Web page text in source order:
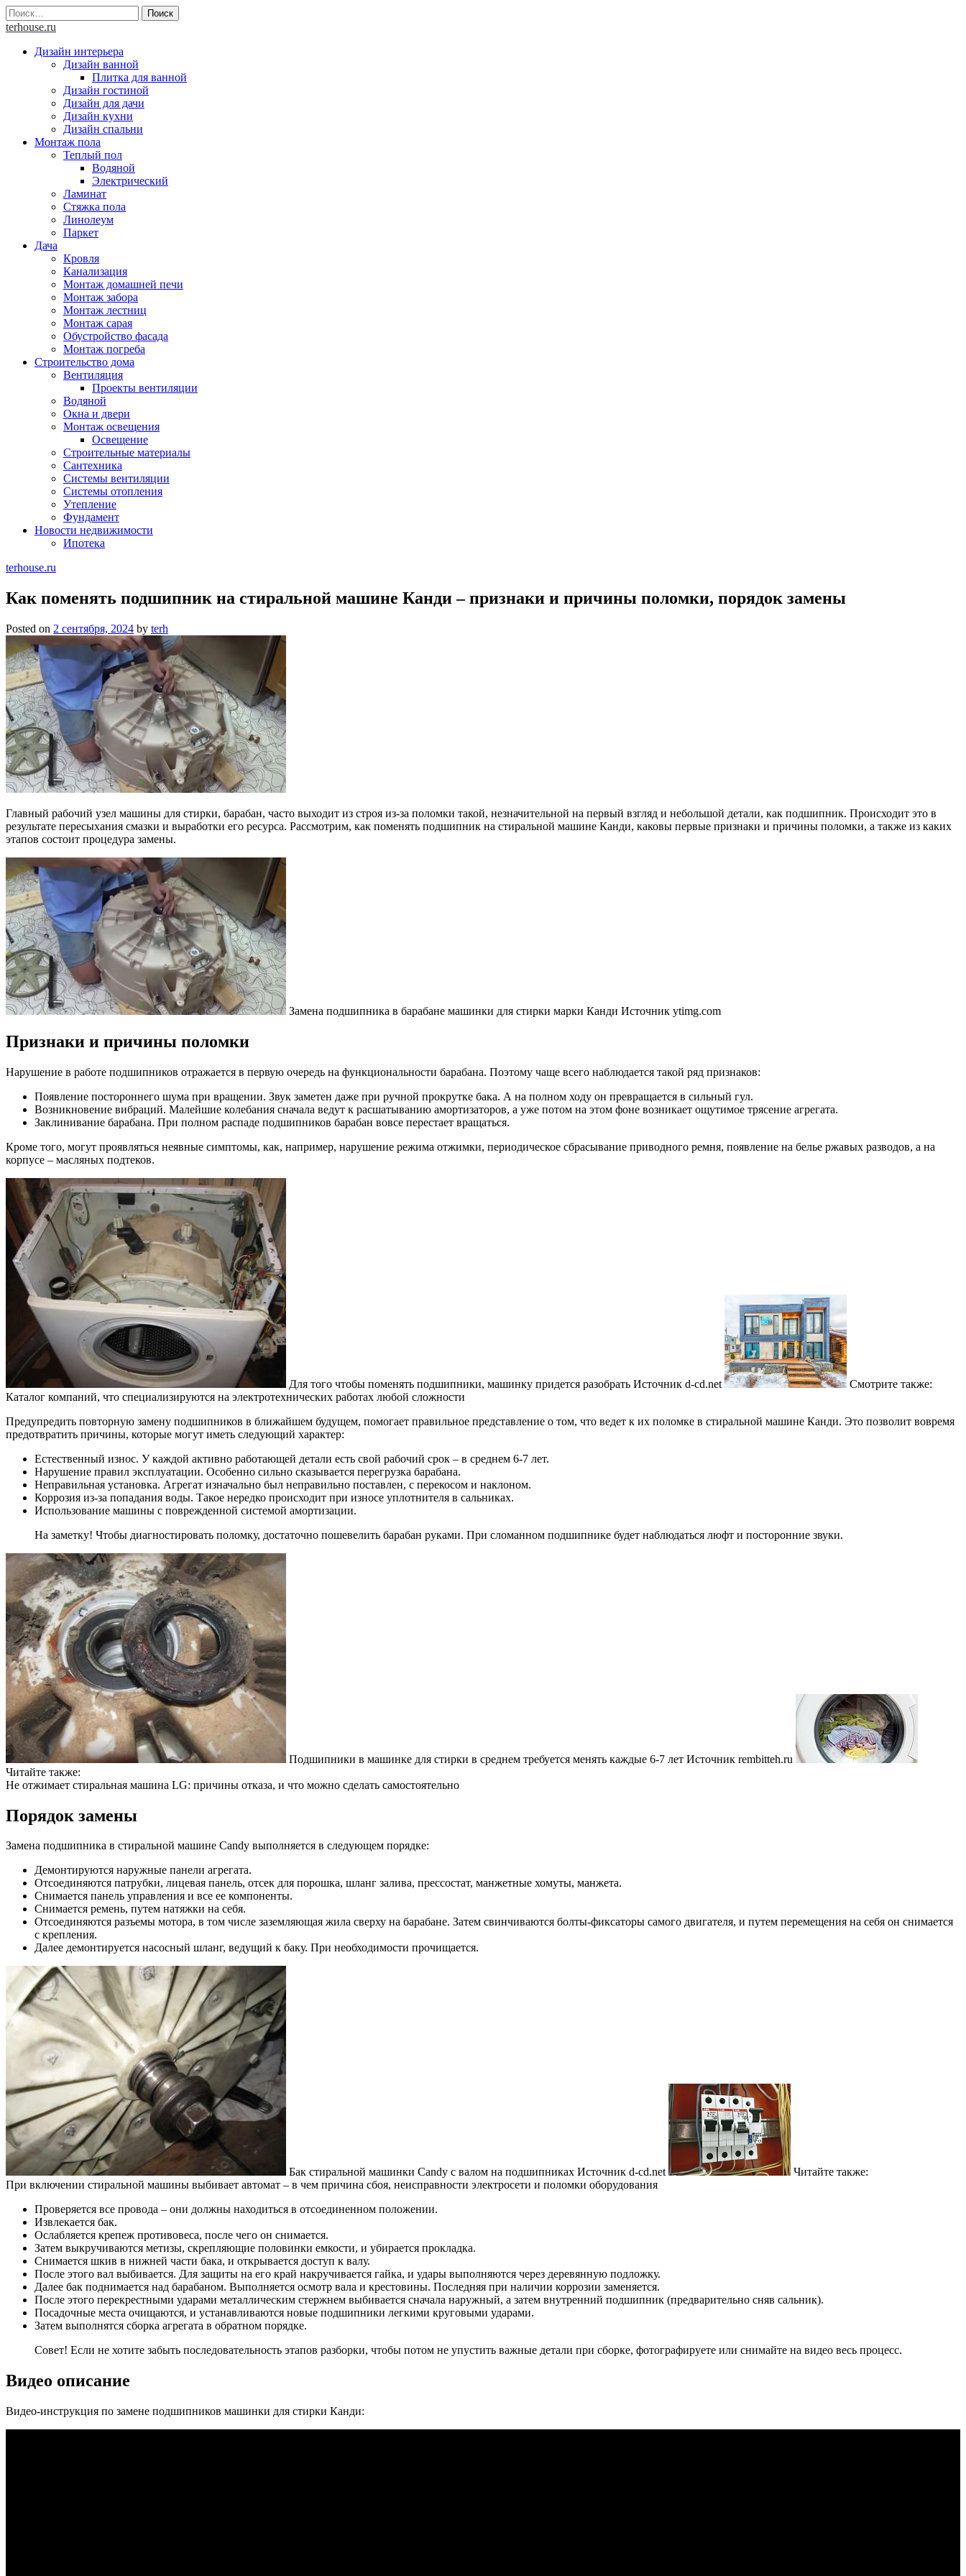
Skip
to
Найти:
terhouse.ru
Дизайн интерьера
Дизайн ванной
Плитка для ванной
Дизайн гостиной
Дизайн для дачи
Дизайн кухни
Дизайн спальни
Монтаж пола
Теплый пол
Водяной
Электрический
Ламинат
Стяжка пола
Линолеум
Паркет
Дача
Кровля
Канализация
Монтаж домашней печи
Монтаж забора
Монтаж лестниц
Монтаж сарая
Обустройство фасада
Монтаж погреба
Строительство дома
Вентиляция
Проекты вентиляции
Водяной
Окна и двери
Монтаж освещения
Освещение
Строительные материалы
Сантехника
Системы вентиляции
Системы отопления
Утепление
Фундамент
Новости недвижимости
Ипотека
terhouse.ru
Как поменять подшипник на стиральной машине Канди – признаки и причины поломки, порядок замены
Posted on 2 сентября, 2024 by terh
Главный рабочий узел машины для стирки, барабан, часто выходит из строя из-за поломки такой, незначительной на первый взгляд и небольшой детали, как подшипник. Происходит это в
результате пересыхания смазки и выработки его ресурса. Рассмотрим, как поменять подшипник на стиральной машине Канди, каковы первые признаки и причины поломки, а также из каких
этапов состоит процедура замены.
Замена подшипника в барабане машинки для стирки марки Канди Источник ytimg.com
Признаки и причины поломки
Нарушение в работе подшипников отражается в первую очередь на функциональности барабана. Поэтому чаще всего наблюдается такой ряд признаков:
Появление постороннего шума при вращении. Звук заметен даже при ручной прокрутке бака. А на полном ходу он превращается в сильный гул.
Возникновение вибраций. Малейшие колебания сначала ведут к расшатыванию амортизаторов, а уже потом на этом фоне возникает ощутимое трясение агрегата.
Заклинивание барабана. При полном распаде подшипников барабан вовсе перестает вращаться.
Кроме того, могут проявляться неявные симптомы, как, например, нарушение режима отжимки, периодическое сбрасывание приводного ремня, появление на белье ржавых разводов, а на
корпусе – масляных подтеков.
Для того чтобы поменять подшипники, машинку придется разобрать Источник d-cd.net
Смотрите также:
Каталог компаний, что специализируются на электротехнических работах любой сложности
Предупредить повторную замену подшипников в ближайшем будущем, помогает правильное представление о том, что ведет к их поломке в стиральной машине Канди. Это позволит вовремя
предотвратить причины, которые могут иметь следующий характер:
Естественный износ. У каждой активно работающей детали есть свой рабочий срок – в среднем 6-7 лет.
Нарушение правил эксплуатации. Особенно сильно сказывается перегрузка барабана.
Неправильная установка. Агрегат изначально был неправильно поставлен, с перекосом и наклоном.
Коррозия из-за попадания воды. Такое нередко происходит при износе уплотнителя в сальниках.
Использование машины с поврежденной системой амортизации.
На заметку! Чтобы диагностировать поломку, достаточно пошевелить барабан руками. При сломанном подшипнике будет наблюдаться люфт и посторонние звуки.
Подшипники в машинке для стирки в среднем требуется менять каждые 6-7 лет Источник rembitteh.ru
Читайте также:
Не отжимает стиральная машина LG: причины отказа, и что можно сделать самостоятельно
Порядок замены
Замена подшипника в стиральной машине Candy выполняется в следующем порядке:
Демонтируются наружные панели агрегата.
Отсоединяются патрубки, лицевая панель, отсек для порошка, шланг залива, прессостат, манжетные хомуты, манжета.
Снимается панель управления и все ее компоненты.
Снимается ремень, путем натяжки на себя.
Отсоединяются разъемы мотора, в том числе заземляющая жила сверху на барабане. Затем свинчиваются болты-фиксаторы самого двигателя, и путем перемещения на себя он снимается
с крепления.
Далее демонтируется насосный шланг, ведущий к баку. При необходимости прочищается.
Бак стиральной машинки Candy с валом на подшипниках Источник d-cd.net
Читайте также:
При включении стиральной машины выбивает автомат – в чем причина сбоя, неисправности электросети и поломки оборудования
Проверяется все провода – они должны находиться в отсоединенном положении.
Извлекается бак.
Ослабляется крепеж противовеса, после чего он снимается.
Затем выкручиваются метизы, скрепляющие половинки емкости, и убирается прокладка.
Снимается шкив в нижней части бака, и открывается доступ к валу.
После этого вал выбивается. Для защиты на его край накручивается гайка, и удары выполняются через деревянную подложку.
Далее бак поднимается над барабаном. Выполняется осмотр вала и крестовины. Последняя при наличии коррозии заменяется.
После этого перекрестными ударами металлическим стержнем выбивается сначала наружный, а затем внутренний подшипник (предварительно сняв сальник).
Посадочные места очищаются, и устанавливаются новые подшипники легкими круговыми ударами.
Затем выполнятся сборка агрегата в обратном порядке.
Совет! Если не хотите забыть последовательность этапов разборки, чтобы потом не упустить важные детали при сборке, фотографируете или снимайте на видео весь процесс.
Видео описание
Видео-инструкция по замене подшипников машинки для стирки Канди: